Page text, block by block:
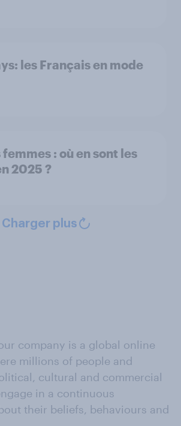
les Français en mode
: où en sont les
2025 ?
Charger plus
company is a global online
millions of people and
cultural and commercial
in a continuous
their beliefs, behaviours and